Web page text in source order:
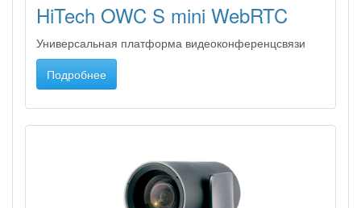
HiTech OWC S mini WebRTC
Универсальная платформа видеоконференцсвязи
Подробнее